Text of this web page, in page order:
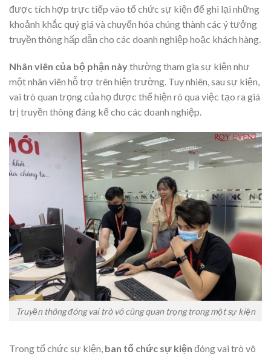
được tích hợp trực tiếp vào tổ chức sự kiện để ghi lại những
khoảnh khắc quý giá và chuyển hóa chúng thành các ý tưởng
truyền thông hấp dẫn cho các doanh nghiệp hoặc khách hàng.
Nhân viên của bộ phận nàythường tham gia sự kiện như
một nhân viên hỗ trợ trên hiện trường. Tuy nhiên, sau sự kiện,
vai trò quan trọng của họ được thể hiện rõ qua việc tạo ra giá
trị truyền thông đáng kể cho các doanh nghiệp.
Truyền thông đóng vai trò vô cùng quan trọng trong một sự kiện
Trong tổ chức sự kiện, ban tổ chức sự kiện đóng vai trò vô